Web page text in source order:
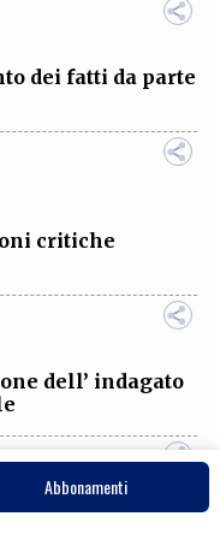
dei fatti da parte
critiche
dell’ indagato
Abbonamenti